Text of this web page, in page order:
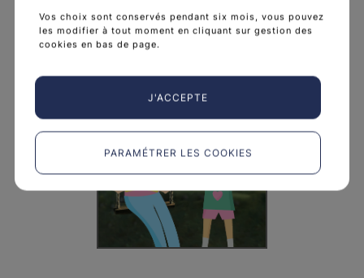
Vos choix sont conservés pendant six mois, vous pouvez
les modifier à tout moment en cliquant sur gestion des
cookies en bas de page.
J'ACCEPTE
PARAMÉTRER LES COOKIES